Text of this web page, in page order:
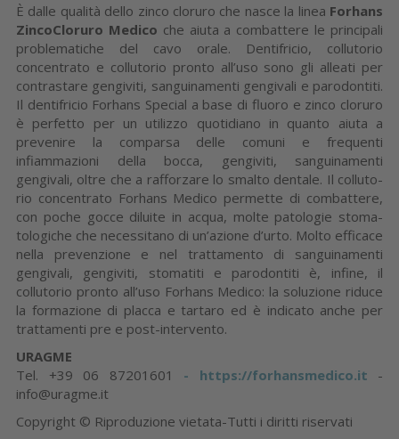
È dalle qualità dello zinco cloruro che nasce la linea Forhans
ZincoCloruro Medico che aiuta a combattere le prin­cipali
problematiche del cavo ora­le. Dentifricio, collutorio
concentrato e collutorio pronto all’uso sono gli alleati per
contrastare gengiviti, sanguina­menti gengivali e parodontiti.
Il dentifri­cio Forhans Special a base di fluoro e zinco cloruro
è perfetto per un utilizzo quotidiano in quanto aiuta a
prevenire la comparsa delle comuni e frequenti
infiammazioni della bocca, gengiviti, sanguinamenti
gengivali, oltre che a rafforzare lo smalto dentale. Il colluto­
rio concentrato Forhans Medico per­mette di combattere,
con poche gocce diluite in acqua, molte patologie stoma­
tologiche che necessitano di un’azione d’urto. Molto efficace
nella prevenzione e nel trattamento di sanguinamenti
gengivali, gengiviti, stomatiti e paro­dontiti è, infine, il
collutorio pronto all’uso Forhans Medico: la soluzione ri­duce
la formazione di placca e tartaro ed è indicato anche per
trattamenti pre e post-intervento.
URAGME
Tel. +39 06 87201601
- https://forhansmedico.it -
info@uragme.it
Copyright © Riproduzione vietata-Tutti i diritti riservati